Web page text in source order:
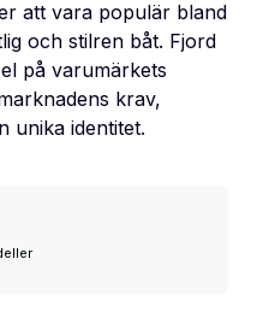
att vara populär bland
och stilren båt. Fjord
på varumärkets
krav,
unika identitet.